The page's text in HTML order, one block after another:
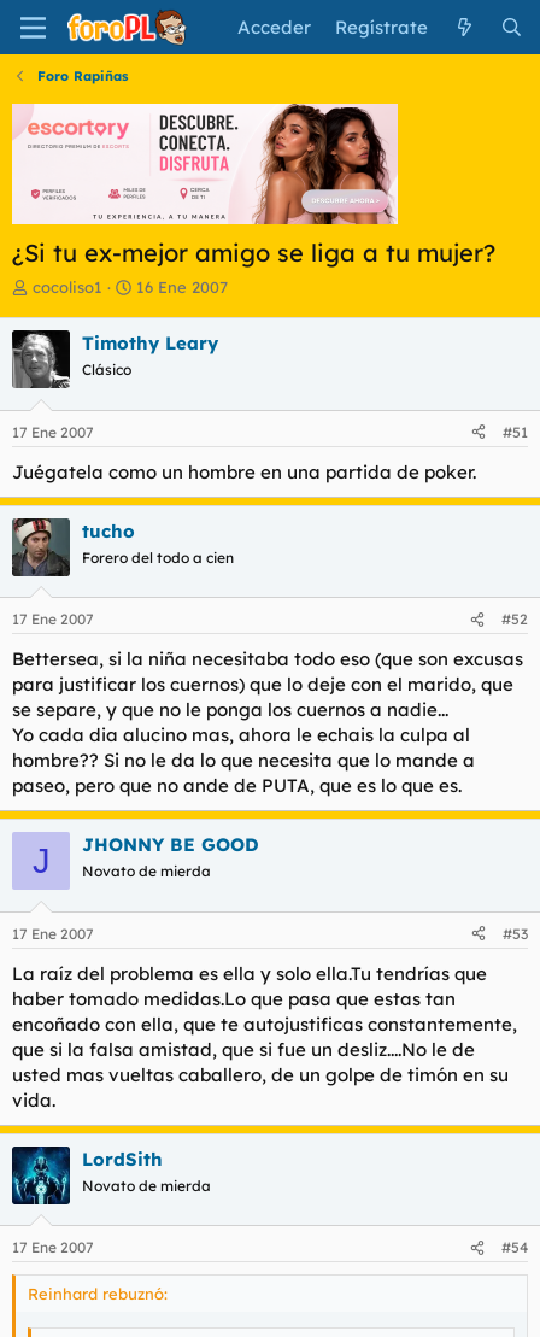
Acceder Regístrate
Foro Rapiñas
¿Si tu ex-mejor amigo se liga a tu mujer?
I
i
c
i
a
d
o
d
e
l
t
e
m
a
cocoliso1
F
h
e
i
c
16 Ene 2007
Timothy Leary
Clásico
17 Ene 2007 #51
Juégatela como un hombre en una partida de poker.
tucho
Forero del todo a cien
17 Ene 2007 #52
Bettersea, si la niña necesitaba todo eso (que son excusas
para justificar los cuernos) que lo deje con el marido, que
se separe, y que no le ponga los cuernos a nadie...
Yo cada dia alucino mas, ahora le echais la culpa al
hombre?? Si no le da lo que necesita que lo mande a
paseo, pero que no ande de PUTA, que es lo que es.
J JHONNY BE GOOD
Novato de mierda
17 Ene 2007 #53
La raíz del problema es ella y solo ella.Tu tendrías que
haber tomado medidas.Lo que pasa que estas tan
encoñado con ella, que te autojustificas constantemente,
que si la falsa amistad, que si fue un desliz....No le de
usted mas vueltas caballero, de un golpe de timón en su
vida.
LordSith
Novato de mierda
17 Ene 2007 #54
Reinhard rebuznó: